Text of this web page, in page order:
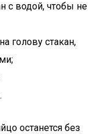
с водой, чтобы не
голову стакан,
останется без